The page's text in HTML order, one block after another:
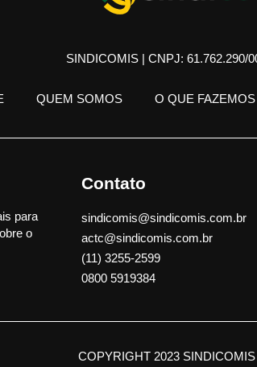
SINDICOMIS | CNPJ: 61.762.290/
QUEM SOMOS O QUE FAZEMOS
para
o
Contato
sindicomis@sindicomis.com.br
actc@sindicomis.com.br
(11) 3255-2599
0800 5919384
COPYRIGHT 2023